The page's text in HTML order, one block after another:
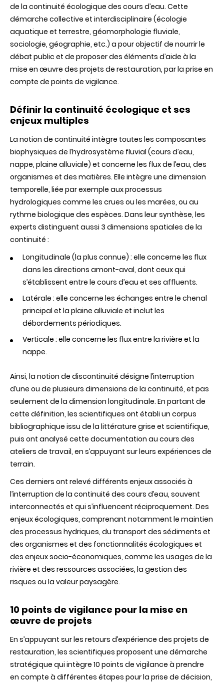
de la continuité écologique des cours d’eau. Cette
démarche collective et interdisciplinaire (écologie
aquatique et terrestre, géomorphologie fluviale,
sociologie, géographie, etc.) a pour objectif de nourrir le
débat public et de proposer des éléments d’aide à la
mise en œuvre des projets de restauration, par la prise en
compte de points de vigilance.
Définir la continuité écologique et ses
enjeux multiples
La notion de continuité intègre toutes les composantes
biophysiques de l’hydrosystème fluvial (cours d’eau,
nappe, plaine alluviale) et concerne les flux de l’eau, des
organismes et des matières. Elle intègre une dimension
temporelle, liée par exemple aux processus
hydrologiques comme les crues ou les marées, ou au
rythme biologique des espèces. Dans leur synthèse, les
experts distinguent aussi 3 dimensions spatiales de la
continuité :
Longitudinale (la plus connue) : elle concerne les flux
dans les directions amont-aval, dont ceux qui
s’établissent entre le cours d’eau et ses affluents.
Latérale : elle concerne les échanges entre le chenal
principal et la plaine alluviale et inclut les
débordements périodiques.
Verticale : elle concerne les flux entre la rivière et la
nappe.
Ainsi, la notion de discontinuité désigne l’interruption
d’une ou de plusieurs dimensions de la continuité, et pas
seulement de la dimension longitudinale. En partant de
cette définition, les scientifiques ont établi un corpus
bibliographique issu de la littérature grise et scientifique,
puis ont analysé cette documentation au cours des
ateliers de travail, en s’appuyant sur leurs expériences de
terrain.
Ces derniers ont relevé différents enjeux associés à
l’interruption de la continuité des cours d’eau, souvent
interconnectés et qui s’influencent réciproquement. Des
enjeux écologiques, comprenant notamment le maintien
des processus hydriques, du transport des sédiments et
des organismes et des fonctionnalités écologiques et
des enjeux socio-économiques, comme les usages de la
rivière et des ressources associées, la gestion des
risques ou la valeur paysagère.
10 points de vigilance pour la mise en
œuvre de projets
En s’appuyant sur les retours d’expérience des projets de
restauration, les scientifiques proposent une démarche
stratégique qui intègre 10 points de vigilance à prendre
en compte à différentes étapes pour la prise de décision,